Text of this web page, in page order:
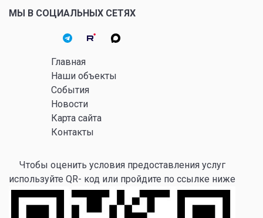
МЫ В СОЦИАЛЬНЫХ СЕТЯХ
Главная
Наши объекты
События
Новости
Карта сайта
Контакты
Чтобы оценить условия предоставления услуг
используйте QR- код или пройдите по ссылке ниже